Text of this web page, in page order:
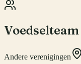
Andere verenigingen